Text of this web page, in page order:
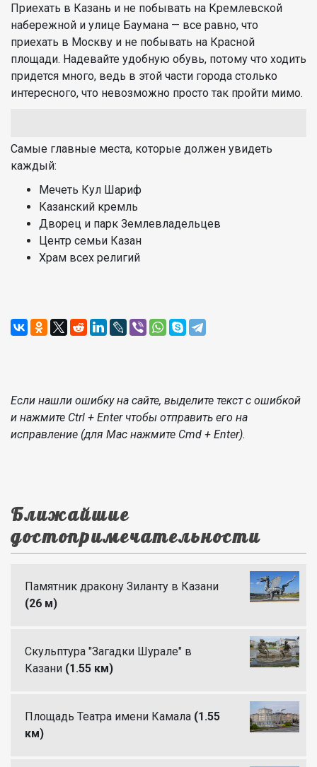
Приехать в Казань и не побывать на Кремлевской
набережной и улице Баумана — все равно, что
приехать в Москву и не побывать на Красной
площади. Надевайте удобную обувь, потому что ходить
придется много, ведь в этой части города столько
интересного, что невозможно просто так пройти мимо.
Самые главные места, которые должен увидеть
каждый:
Мечеть Кул Шариф
Казанский кремль
Дворец и парк Землевладельцев
Центр семьи Казан
Храм всех религий
Если нашли ошибку на сайте, выделите текст с ошибкой
и нажмите Ctrl + Enter чтобы отправить его на
исправление (для Mac нажмите Cmd + Enter).
Ближайшие
достопримечательности
Памятник дракону Зиланту в Казани
(26 м)
Скульптура "Загадки Шурале" в
Казани (1.55 км)
Площадь Театра имени Камала (1.55
км)